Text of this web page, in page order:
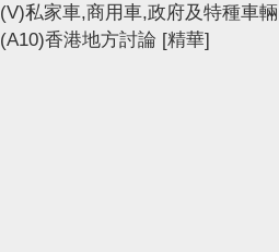
(V)私家車,商用車,政府及特種車輛
(A10)香港地方討論 [精華]